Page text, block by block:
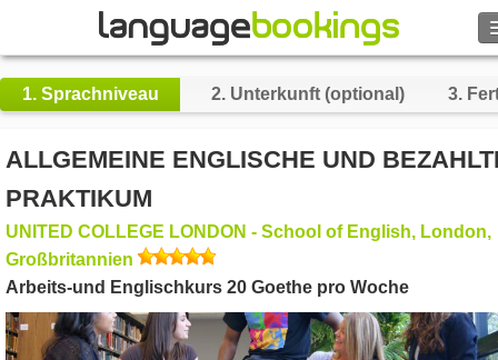
Login
Hilfe
1. Sprachniveau 2. Unterkunft (optional) 3.
ALLGEMEINE ENGLISCHE UND
PRAKTIKUM
UNITED COLLEGE LONDON - School of English, London,
Großbritannien
Arbeits-und Englischkurs 20 Goethe pro Woche